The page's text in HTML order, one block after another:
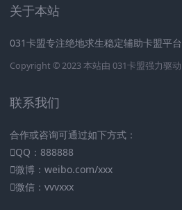
关于本站
031卡盟专注绝地求生稳定辅助卡盟平台
Copyright © 2023 本站由 031卡盟强力驱动
联系我们
合作或咨询可通过如下方式：
QQ：888888
微博：weibo.com/xxx
微信：vvvxxx